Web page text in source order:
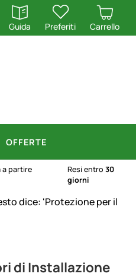
Guida
apri
Preferiti Carrello
OFFERTE
a partire
Resi entro30
giorni
di Installazione